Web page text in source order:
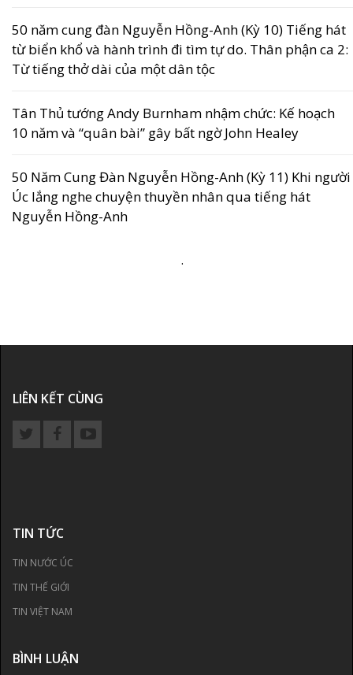
50 năm cung đàn Nguyễn Hồng-Anh (Kỳ 10) Tiếng hát
từ biển khổ và hành trình đi tìm tự do. Thân phận ca 2:
Từ tiếng thở dài của một dân tộc
Tân Thủ tướng Andy Burnham nhậm chức: Kế hoạch
10 năm và “quân bài” gây bất ngờ John Healey
50 Năm Cung Đàn Nguyễn Hồng-Anh (Kỳ 11) Khi người
Úc lắng nghe chuyện thuyền nhân qua tiếng hát
Nguyễn Hồng-Anh
.
LIÊN KẾT CÙNG
TIN TỨC
TIN NƯỚC ÚC
TIN THẾ GIỚI
TIN VIỆT NAM
BÌNH LUẬN